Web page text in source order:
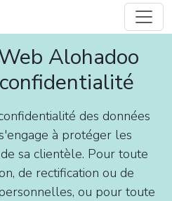
Alohadoo
des données
à protéger les
sa clientèle. Pour toute
de rectification ou de
ou pour toute